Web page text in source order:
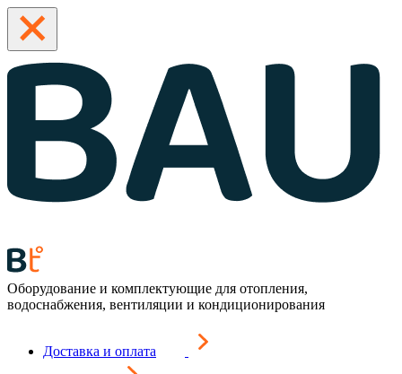
Оборудование и комплектующие для отопления,
водоснабжения, вентиляции и кондиционирования
Доставка и оплата